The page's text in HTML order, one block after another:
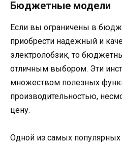
Бюджетные модели
Если вы ограничены в
приобрести надежный и
электролобзик, то
отличным выбором. Эти
множеством полезных
производительностью,
цену.
Одной из самых